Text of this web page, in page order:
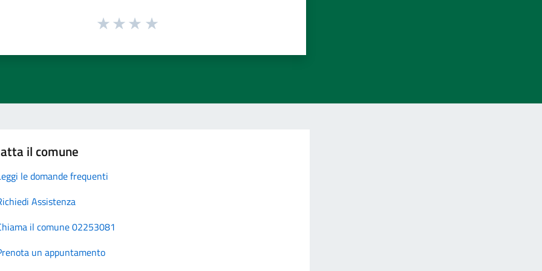
il comune
le domande frequenti
Assistenza
il comune 02253081
un appuntamento